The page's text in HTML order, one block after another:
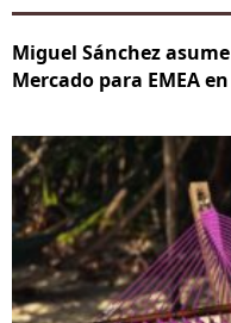
Miguel Sánchez
Mercado para EMEA